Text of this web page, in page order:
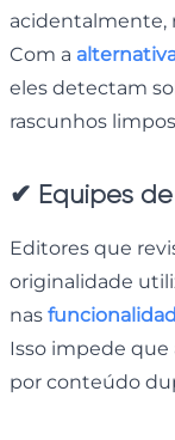
acidentalmente,
Com a
eles detectam
rascunhos
✔ Equipes
Editores que
originalidade
nas
Isso impede que
por conteúdo